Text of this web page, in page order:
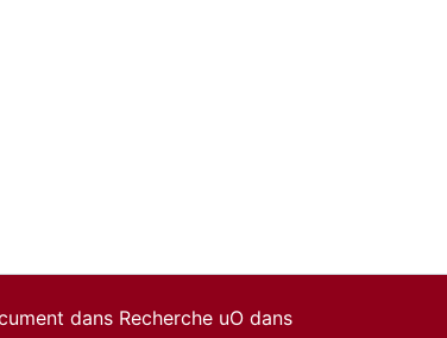
dans Recherche uO dans